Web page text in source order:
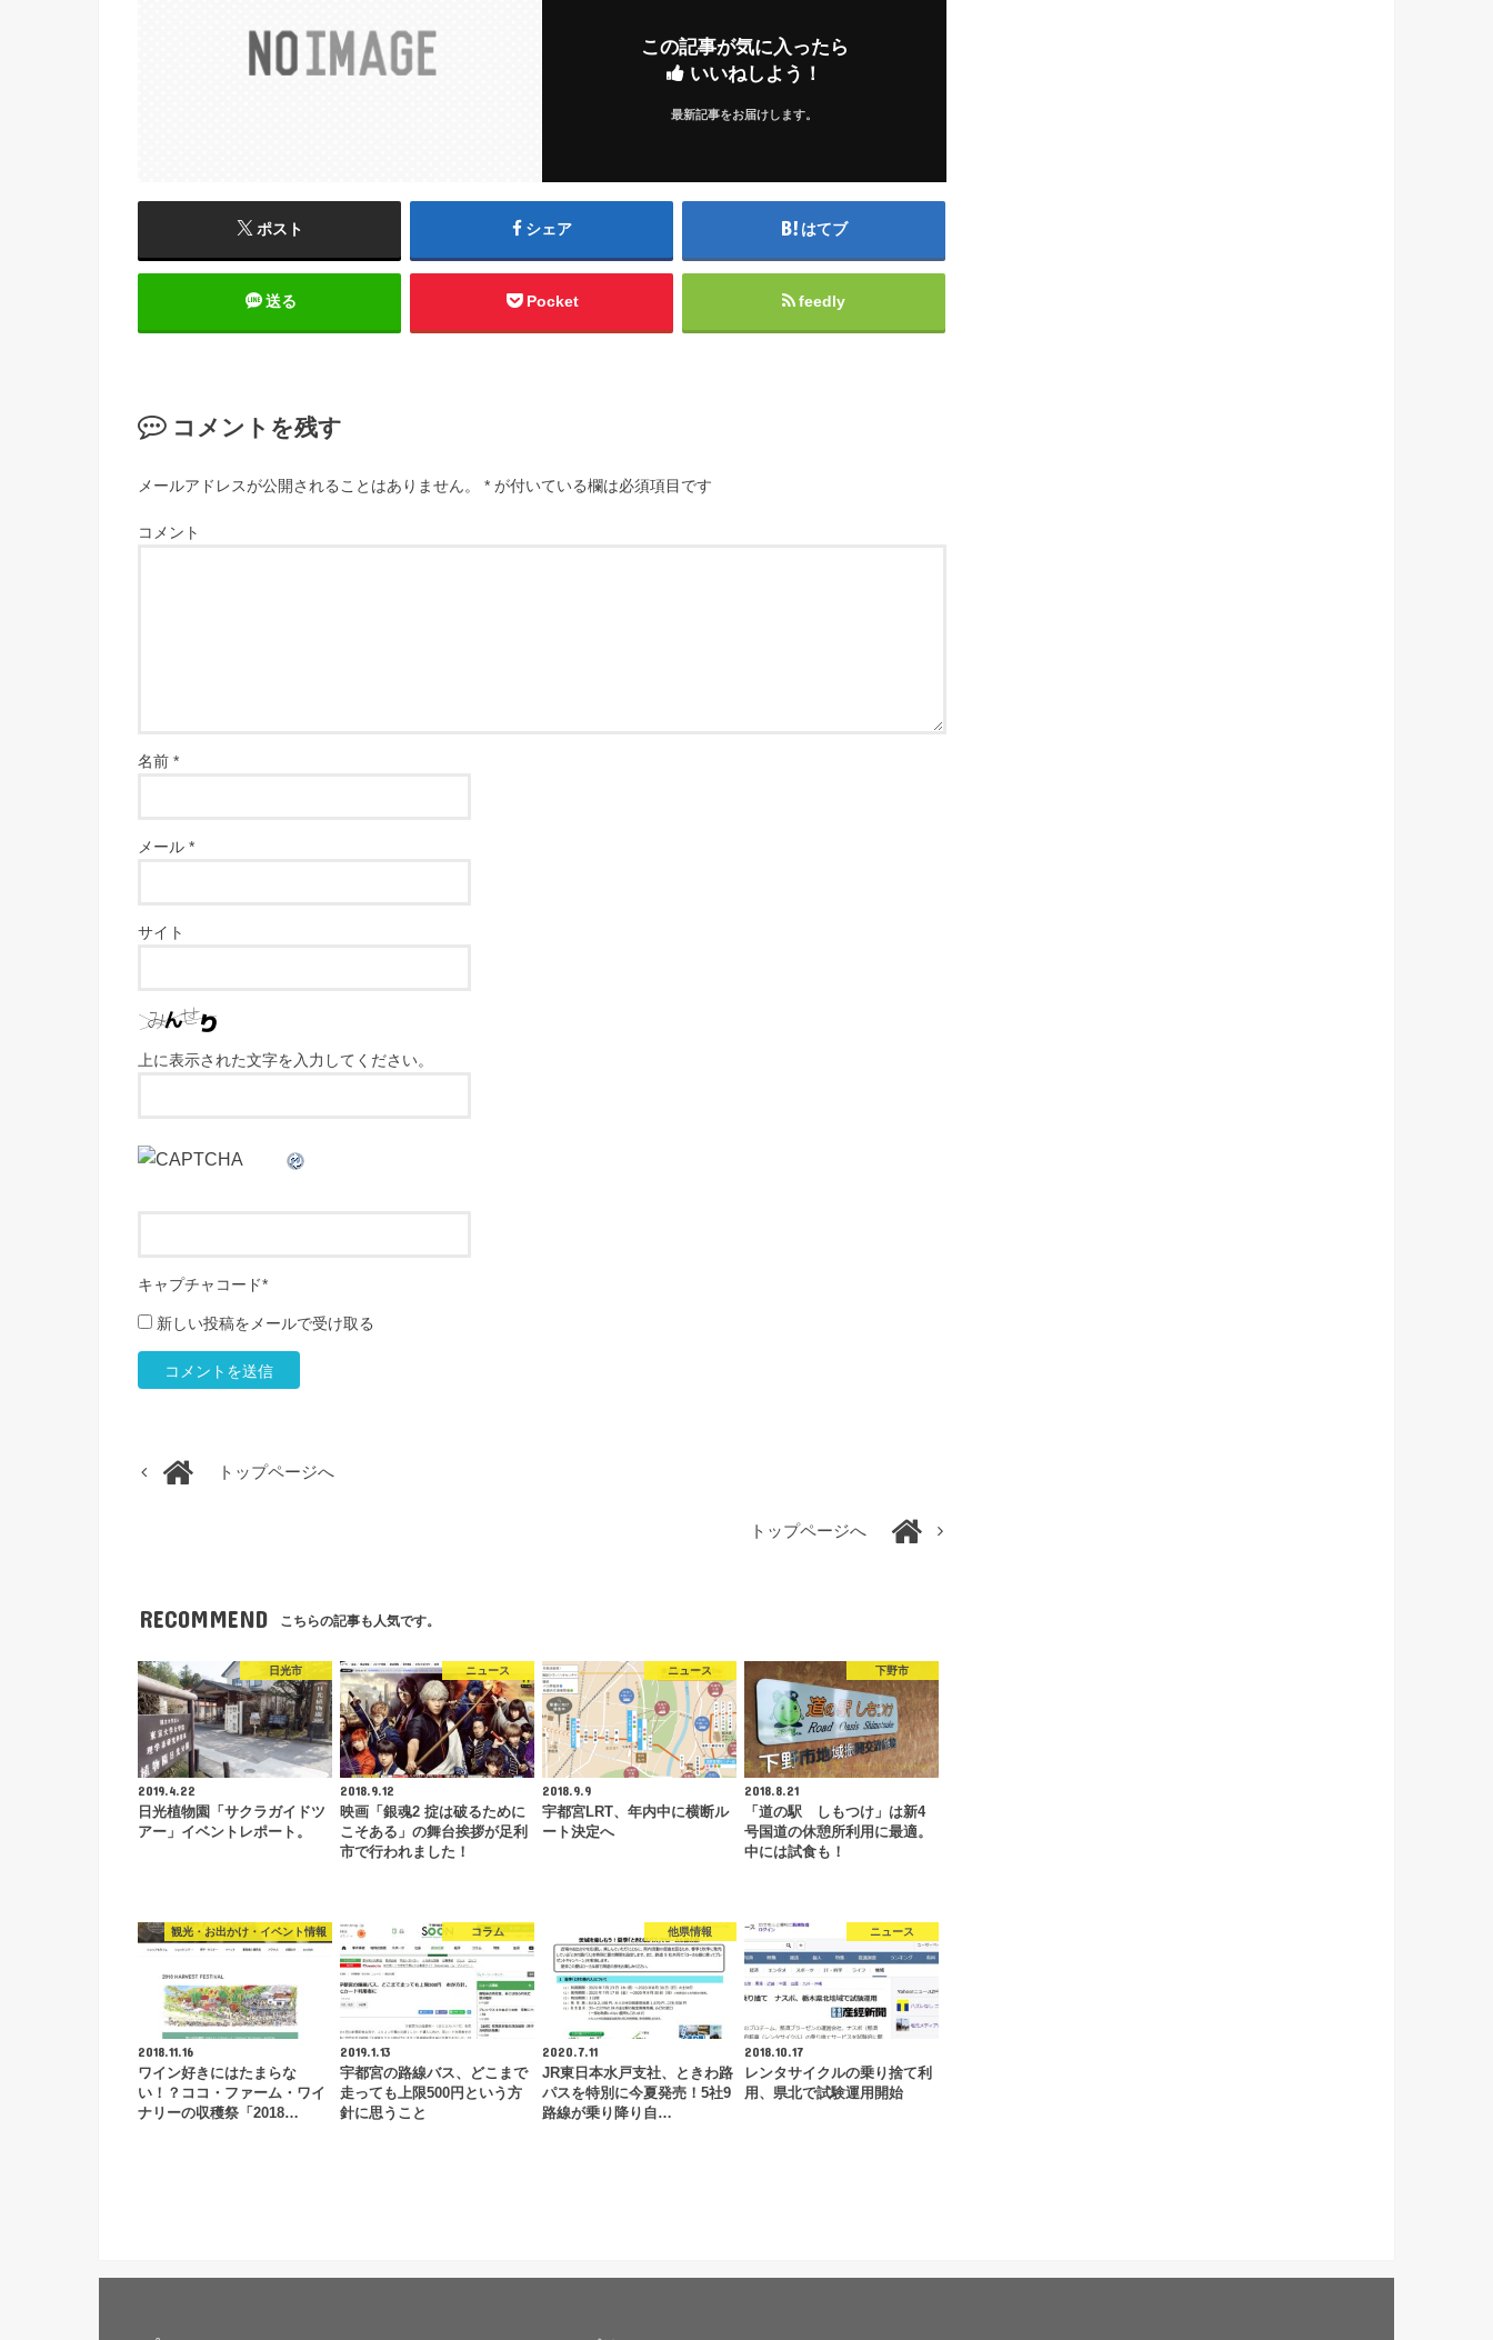
この記事が気に入ったら
いいねしよう！
最新記事をお届けします。
ポスト シェア はてブ
送る Pocket feedly
コメントを残す
メールアドレスが公開されることはありません。 * が付いている欄は必須項目です
コメント
名前 *
メール *
サイト
上に表示された文字を入力してください。
キャプチャコード*
新しい投稿をメールで受け取る
トップページへ
トップページへ
RECOMMEND こちらの記事も人気です。
日光市
2019.4.22
日光植物園「サクラガイドツ
アー」イベントレポート。
ニュース
2018.9.12
映画「銀魂2 掟は破るために
こそある」の舞台挨拶が足利
市で行われました！
ニュース
2018.9.9
宇都宮LRT、年内中に横断ル
ート決定へ
下野市
2018.8.21
「道の駅 しもつけ」は新4
号国道の休憩所利用に最適。
中には試食も！
観光・お出かけ・イベント情報
2018.11.16
ワイン好きにはたまらな
い！？ココ・ファーム・ワイ
ナリーの収穫祭「2018…
コラム
2019.1.13
宇都宮の路線バス、どこまで
走っても上限500円という方
針に思うこと
他県情報
2020.7.11
JR東日本水戸支社、ときわ路
パスを特別に今夏発売！5社9
路線が乗り降り自…
ニュース
2018.10.17
レンタサイクルの乗り捨て利
用、県北で試験運用開始